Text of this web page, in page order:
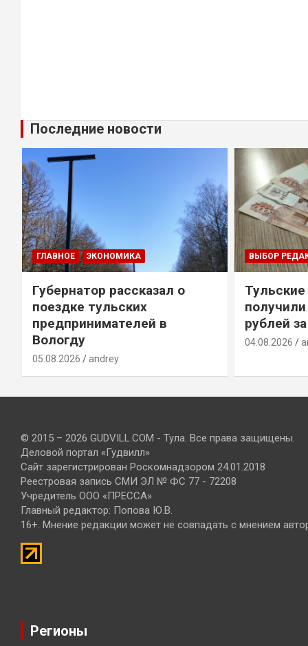
Последние новости
ГЛАВНОЕ ЭКОНОМИКА
Губернатор рассказал о
поездке тульских
предпринимателей в
Вологду
05.08.2026 andrey
ВЫБОР
рублей
04.08.2026
© 2015 – 2026 GUDVILL.COM - Тула. Все права защищены.
Деловой портал «Гудвилл»
Сайт зарегистрирован Роскомнадзором 24.01.2018
Реестровая запись СМИ ЭЛ № ФС 77 - 72208
Учредитель ООО «ПРЕССА»
Главный редактор: Попова Ю.В.
16+. Мнение редакции может не совпадать с мнением
Регионы